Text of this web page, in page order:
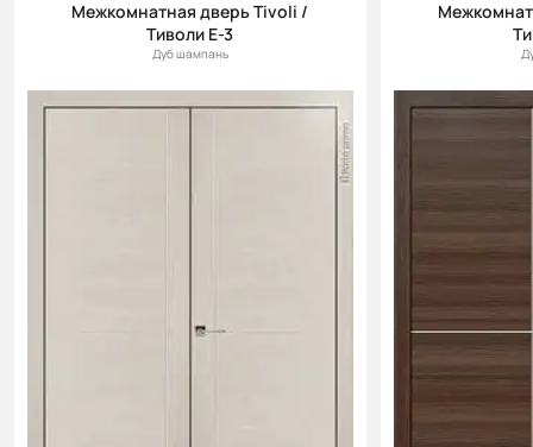
Межкомнатная дверь Tivoli /
Тиволи Е-3
Дуб шампань